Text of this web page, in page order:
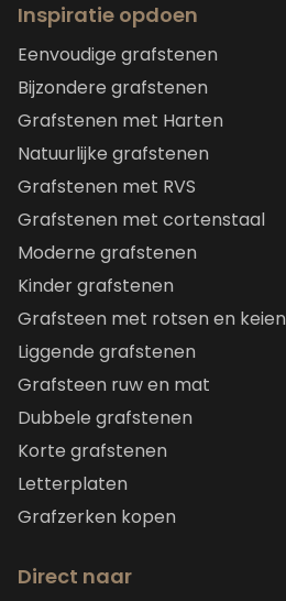
Inspiratie opdoen
Eenvoudige grafstenen
Bijzondere grafstenen
Grafstenen met Harten
Natuurlijke grafstenen
Grafstenen met RVS
Grafstenen met cortenstaal
Moderne grafstenen
Kinder grafstenen
Grafsteen met rotsen en keien
Liggende grafstenen
Grafsteen ruw en mat
Dubbele grafstenen
Korte grafstenen
Letterplaten
Grafzerken kopen
Direct naar